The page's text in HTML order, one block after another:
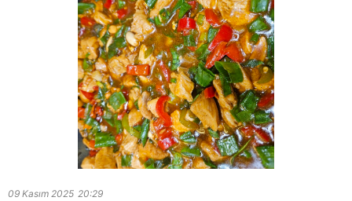
09 Kasım 2025 20:29